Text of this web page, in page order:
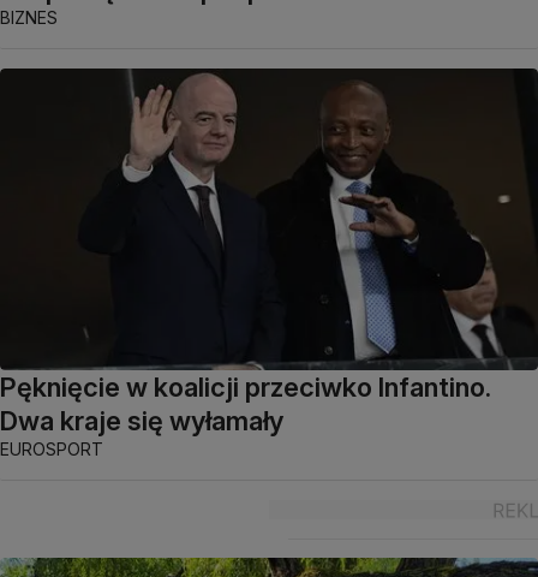
BIZNES
Pęknięcie w koalicji przeciwko Infantino.
Dwa kraje się wyłamały
EUROSPORT